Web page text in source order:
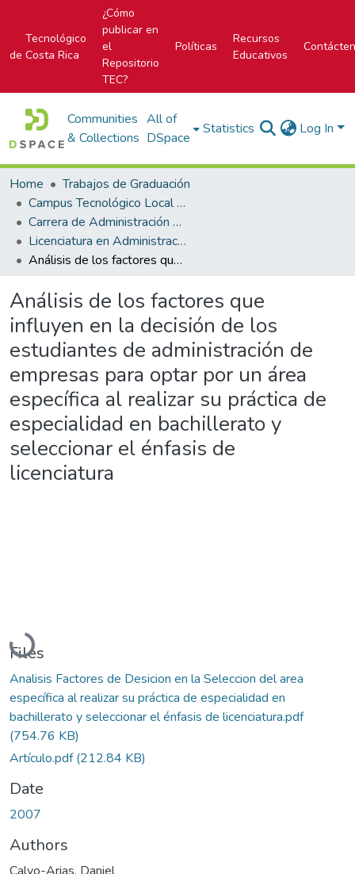
Tecnológico
de Costa Rica
¿Cómo
publicar en
el
Repositorio
TEC?
Políticas
Recursos
Educativos
Communities
& Collections
All of
DSpace
Statistics Log In
Home
Trabajos de Graduación
Campus Tecnológico Local San José
Carrera de Administración de Empresa
Licenciatura en Administración de Empresas
Análisis de los factores que influyen en la decisión de los estudiantes de administración de empresas para optar por un área específica al realizar su práctica de especialidad en bachillerato y seleccionar el énfasis de licenciatura
Análisis de los factores que
influyen en la decisión de los
estudiantes de administración de
empresas para optar por un área
específica al realizar su práctica de
especialidad en bachillerato y
seleccionar el énfasis de
licenciatura
Loading...
Files
Analisis Factores de Desicion en la Seleccion del area
específica al realizar su práctica de especialidad en
bachillerato y seleccionar el énfasis de licenciatura.pdf
(754.76 KB)
Artículo.pdf(212.84 KB)
Date
2007
Authors